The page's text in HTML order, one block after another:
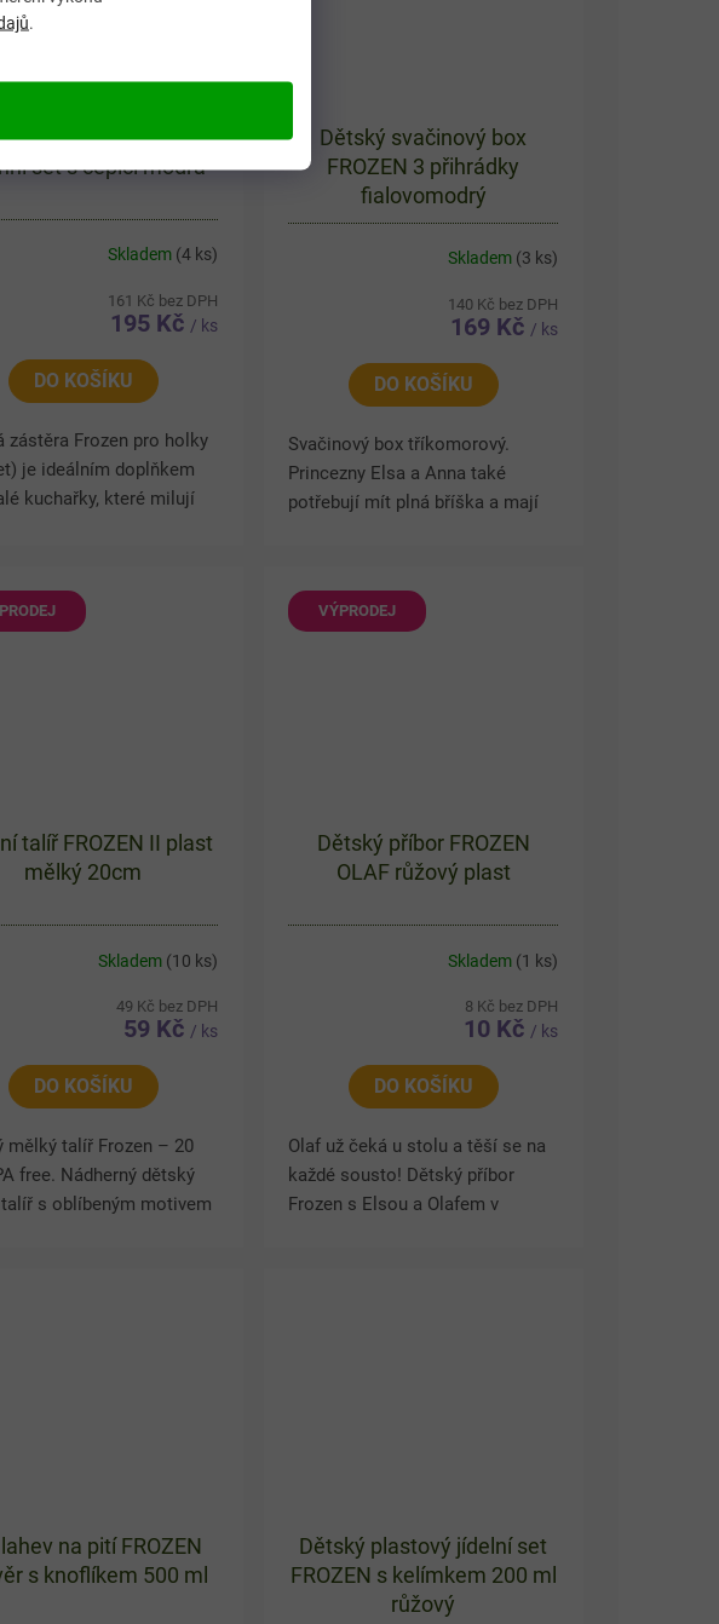
.
zástěra FROZEN
set s čepicí modrá
Skladem (4 ks)
161 Kč bez DPH
195 Kč / ks
DO KOŠÍKU
zástěra Frozen pro holky
je ideálním doplňkem
kuchařky, které milují
potěší každé dítě...
Dětský svačinový box
FROZEN 3 přihrádky
fialovomodrý
Skladem (3 ks)
140 Kč bez DPH
169 Kč / ks
DO KOŠÍKU
Svačinový box tříkomorový.
Princezny Elsa a Anna také
potřebují mít plná bříška a mají
přihrádky, kde je jeden...
talíř FROZEN II plast
mělký 20cm
Skladem (10 ks)
49 Kč bez DPH
59 Kč / ks
DO KOŠÍKU
mělký talíř Frozen – 20
free. Nádherný dětský
s oblíbeným motivem
VÝPRODEJ
Dětský příbor FROZEN
OLAF růžový plast
Skladem (1 ks)
8 Kč bez DPH
10 Kč / ks
DO KOŠÍKU
Olaf už čeká u stolu a těší se na
každé sousto! Dětský příbor
Frozen s Elsou a Olafem v
na pití FROZEN
s knoflíkem 500 ml
Dětský plastový jídelní set
FROZEN s kelímkem 200 ml
růžový